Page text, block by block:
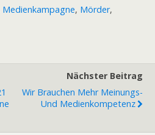
Medienkampagne, Mörder,
Nächster Beitrag
Wir Brauchen Mehr Meinungs-
Und Medienkompetenz